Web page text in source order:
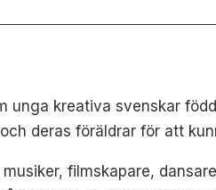
unga kreativa svenskar
deras föräldrar för att
filmskapare,